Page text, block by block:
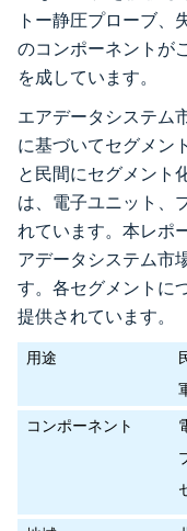
トー静圧プローブ、
のコンポーネントが
を成しています。
エアデータシステム
に基づいてセグメン
と民間にセグメント
は、電子ユニット、
れています。本レポ
アデータシステム市
す。各セグメントに
提供されています。
用途
コンポーネント